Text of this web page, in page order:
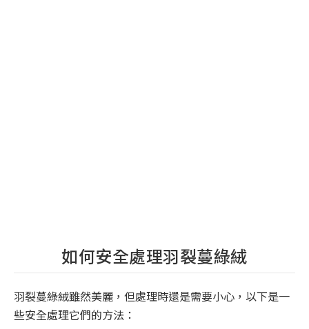
如何安全處理羽裂蔓綠絨
羽裂蔓綠絨雖然美麗，但處理時還是需要小心，以下是一
些安全處理它們的方法：